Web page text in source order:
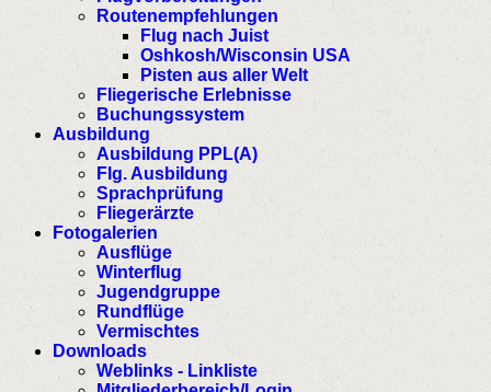
Routenempfehlungen
Flug nach Juist
Oshkosh/Wisconsin USA
Pisten aus aller Welt
Fliegerische Erlebnisse
Buchungssystem
Ausbildung
Ausbildung PPL(A)
Flg. Ausbildung
Sprachprüfung
Fliegerärzte
Fotogalerien
Ausflüge
Winterflug
Jugendgruppe
Rundflüge
Vermischtes
Downloads
Weblinks - Linkliste